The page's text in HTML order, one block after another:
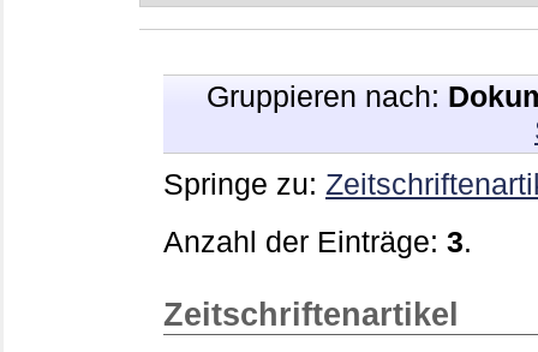
Gruppieren nach:
Springe zu:
Anzahl der Einträge: 3.
Zeitschriftenartikel